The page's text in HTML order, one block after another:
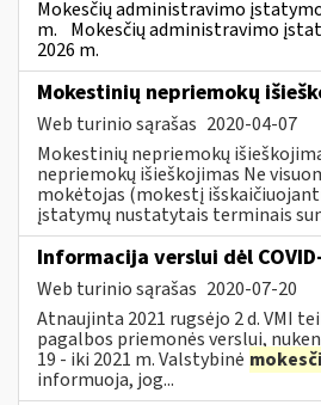
Mokesčių administravimo
m. Mokesčių administravimo
2026 m.
Mokestinių nepriemokų
Web turinio sąrašas 2020-04-07
Mokestinių nepriemokų
nepriemokų išieškojimas Ne
mokėtojas (mokestį
įstatymų nustatytais terminais
Informacija verslui dėl
Web turinio sąrašas 2020-07-20
Atnaujinta 2021 rugsėjo 2 d. VMI
pagalbos priemonės verslui,
19 - iki 2021 m. Valstybinė
informuoja, jog...